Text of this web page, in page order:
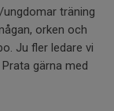
träning
orken och
Ju fler ledare vi
gärna med